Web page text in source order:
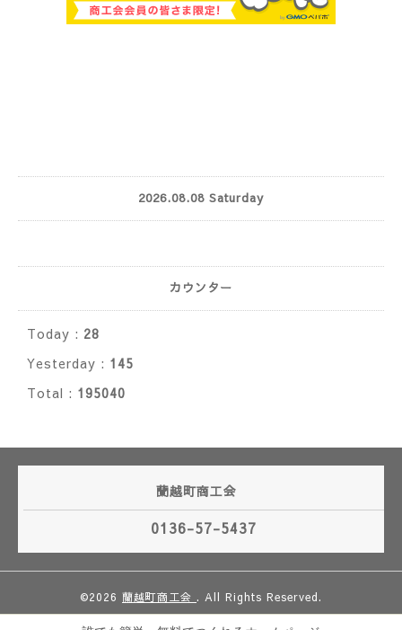
2026.08.08 Saturday
カウンター
Today : 28
Yesterday : 145
Total : 195040
蘭越町商工会
0136-57-5437
©2026 蘭越町商工会 . All Rights Reserved.